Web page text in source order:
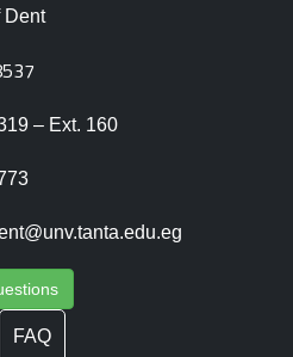
Dent
– Ext. 160
FAQ